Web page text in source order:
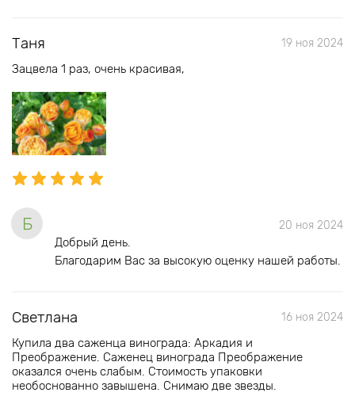
Таня 19 ноя 2024
Зацвела 1 раз, очень красивая,
Б 20 ноя 2024
Добрый день.
Благодарим Вас за высокую оценку нашей работы.
Светлана 16 ноя 2024
Купила два саженца винограда: Аркадия и
Преображение. Саженец винограда Преображение
оказался очень слабым. Стоимость упаковки
необоснованно завышена. Снимаю две звезды.